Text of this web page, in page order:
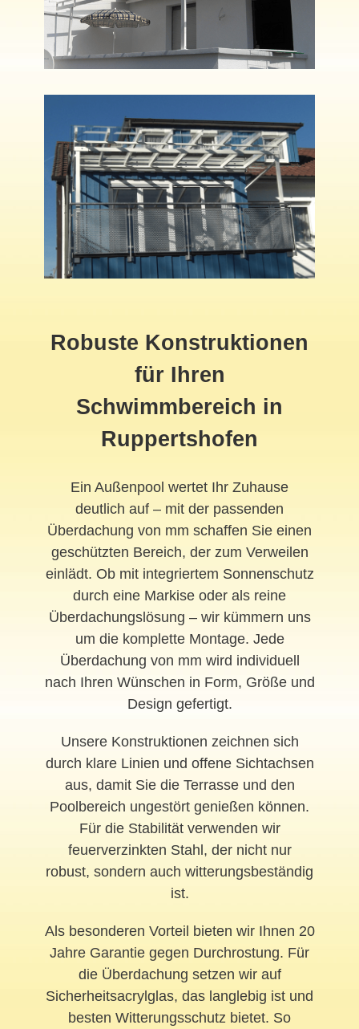
Robuste Konstruktionen
für Ihren
Schwimmbereich in
Ruppertshofen
Ein Außenpool wertet Ihr Zuhause
deutlich auf – mit der passenden
Überdachung von mm schaffen Sie einen
geschützten Bereich, der zum Verweilen
einlädt. Ob mit integriertem Sonnenschutz
durch eine Markise oder als reine
Überdachungslösung – wir kümmern uns
um die komplette Montage. Jede
Überdachung von mm wird individuell
nach Ihren Wünschen in Form, Größe und
Design gefertigt.
Unsere Konstruktionen zeichnen sich
durch klare Linien und offene Sichtachsen
aus, damit Sie die Terrasse und den
Poolbereich ungestört genießen können.
Für die Stabilität verwenden wir
feuerverzinkten Stahl, der nicht nur
robust, sondern auch witterungsbeständig
ist.
Als besonderen Vorteil bieten wir Ihnen 20
Jahre Garantie gegen Durchrostung. Für
die Überdachung setzen wir auf
Sicherheitsacrylglas, das langlebig ist und
besten Witterungsschutz bietet. So